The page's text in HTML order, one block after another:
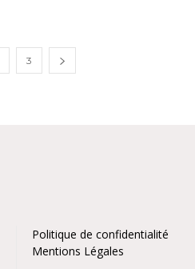
3
Politique de confidentialité
Mentions Légales